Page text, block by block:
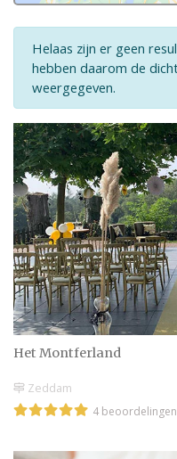
Helaas zijn er geen
hebben daarom de
weergegeven.
Het Montferland
Zeddam
4 beoordelingen